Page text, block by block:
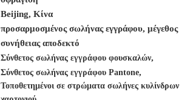
Beijing, Κίνα
προσαρμοσμένος σωλήνας εγγράφου, μέγεθος
συνήθειας αποδεκτό
Σύνθετος σωλήνας εγγράφου φουσκαλών,
Σύνθετος σωλήνας εγγράφου Pantone,
Τοποθετημένοι σε στρώματα σωλήνες κυλίνδρων